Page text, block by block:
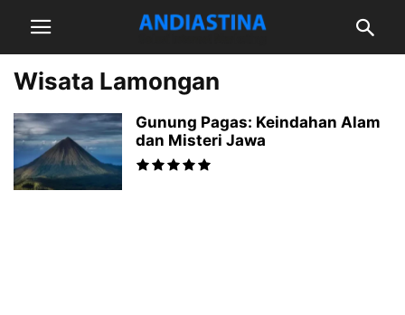
Wisata Lamongan
Gunung Pagas: Keindahan Alam
dan Misteri Jawa